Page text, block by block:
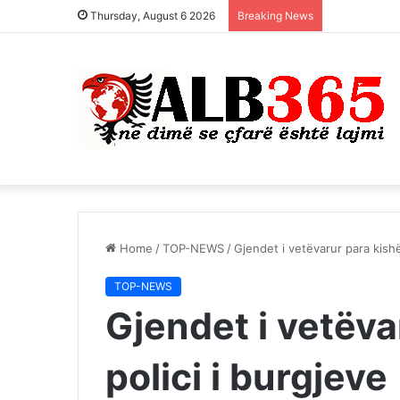
Thursday, August 6 2026 Breaking News
Home /TOP-NEWS /Gjendet i vetëvarur para
TOP-NEWS
Gjendet i
polici i burgjeve